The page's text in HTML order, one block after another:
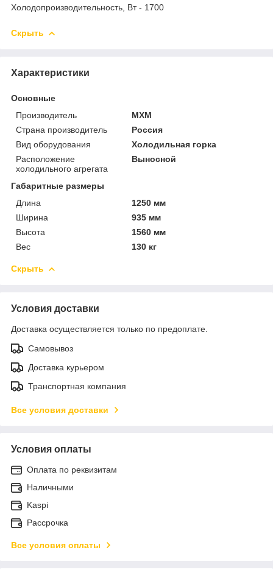
Холодопроизводительность, Вт - 1700
Скрыть
Характеристики
Основные
Производитель
МХМ
Страна производитель
Россия
Вид оборудования
Холодильная горка
Расположение
холодильного агрегата
Выносной
Габаритные размеры
Длина
1250 мм
Ширина
935 мм
Высота
1560 мм
Вес
130 кг
Скрыть
Условия доставки
Доставка осуществляется только по предоплате.
Самовывоз
Доставка курьером
Транспортная компания
Все условия доставки
Условия оплаты
Оплата по реквизитам
Наличными
Kaspi
Рассрочка
Все условия оплаты